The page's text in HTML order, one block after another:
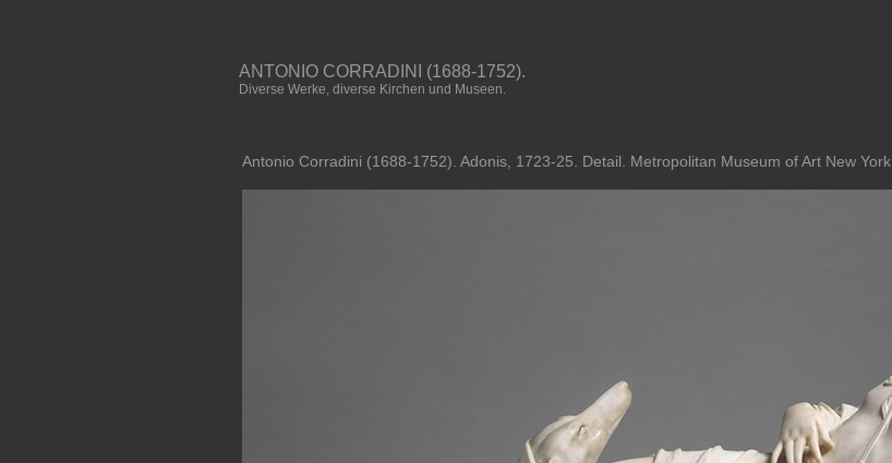
ANTONIO CORRADINI (1688-1752).
Diverse Werke, diverse Kirchen und Museen.
Antonio Corradini (1688-1752). Adonis, 1723-25. Detail. Metropolitan Museum of Art New York.